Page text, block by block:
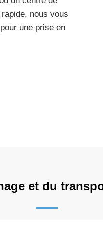
nous vous
pour une prise en
et du